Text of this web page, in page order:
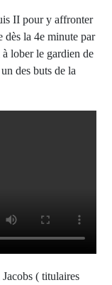
II pour y affronter
la 4e minute par
lober le gardien de
des buts de la
( titulaires